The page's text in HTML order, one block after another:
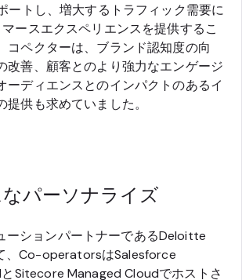
ートし、増大するトラフィック需要に
ースエクスペリエンスを提供するこ
コペクターは、ブランド認知度の向
改善、顧客とのより強力なエンゲージ
ーディエンスとのインパクトのあるイ
提供も求めていました。
パーソナライズ
ーションパートナーであるDeloitte
、Co-operatorsはSalesforce
Sitecore Managed Cloudでホストさ